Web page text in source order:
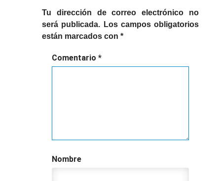
Tu dirección de correo electrónico no
será publicada. Los campos obligatorios
están marcados con *
Comentario *
Nombre